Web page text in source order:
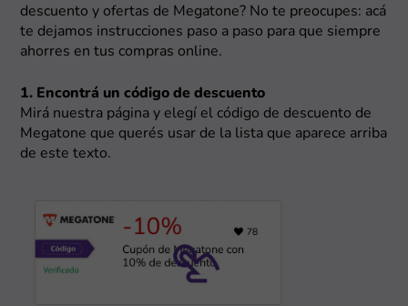
descuento y ofertas de Megatone? No te preocupes: acá
te dejamos instrucciones paso a paso para que siempre
ahorres en tus compras online.
1. Encontrá un código de descuento
Mirá nuestra página y elegí el código de descuento de
Megatone que querés usar de la lista que aparece arriba
de este texto.